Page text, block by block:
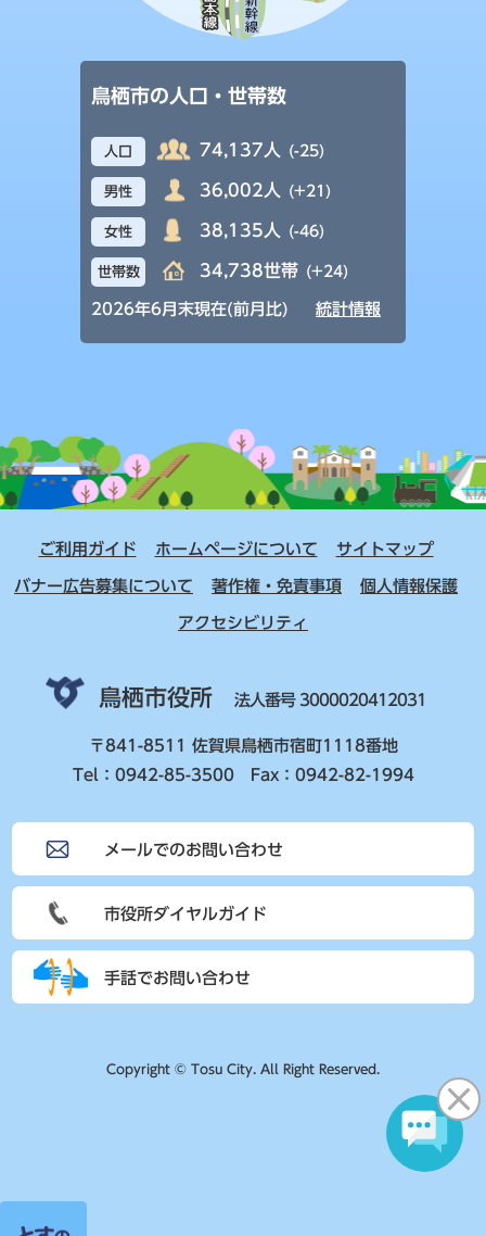
鳥栖市の人口・世帯数
人口 74,137人 (-25)
男性 36,002人 (+21)
女性 38,135人 (-46)
世帯数 34,738世帯 (+24)
2026年6月末現在(前月比) 統計情報
ご利用ガイド ホームページについて サイトマップ
バナー広告募集について 著作権・免責事項 個人情報保護
アクセシビリティ
鳥栖市役所 法人番号 3000020412031
〒841-8511 佐賀県鳥栖市宿町1118番地
Tel：0942-85-3500 Fax：0942-82-1994
メールでのお問い合わせ
市役所ダイヤルガイド
手話でお問い合わせ
Copyright © Tosu City. All Right Reserved.